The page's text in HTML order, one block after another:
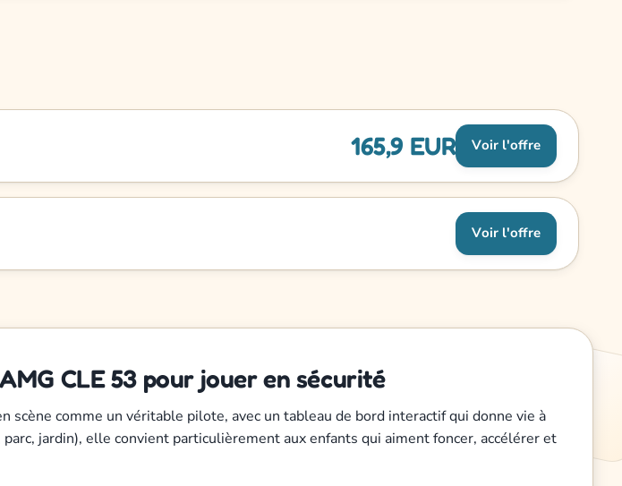
165,9 EUR Voir l'offre
Voir l'offre
CLE 53 pour jouer en sécurité
comme un véritable pilote, avec un tableau de bord interactif qui donne vie à
jardin), elle convient particulièrement aux enfants qui aiment foncer, accélérer et